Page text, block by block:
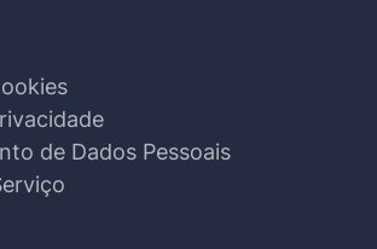
de Dados Pessoais